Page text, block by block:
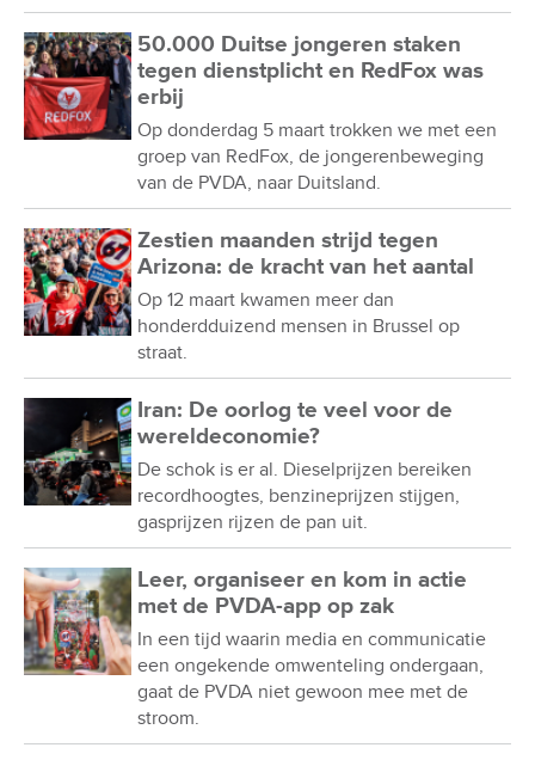
50.000 Duitse jongeren staken
tegen dienstplicht en RedFox was
erbij
Op donderdag 5 maart trokken we met een
groep van RedFox, de jongerenbeweging
van de PVDA, naar Duitsland.
Zestien maanden strijd tegen
Arizona: de kracht van het aantal
Op 12 maart kwamen meer dan
honderdduizend mensen in Brussel op
straat.
Iran: De oorlog te veel voor de
wereldeconomie?
De schok is er al. Dieselprijzen bereiken
recordhoogtes, benzineprijzen stijgen,
gasprijzen rijzen de pan uit.
Leer, organiseer en kom in actie
met de PVDA-app op zak
In een tijd waarin media en communicatie
een ongekende omwenteling ondergaan,
gaat de PVDA niet gewoon mee met de
stroom.